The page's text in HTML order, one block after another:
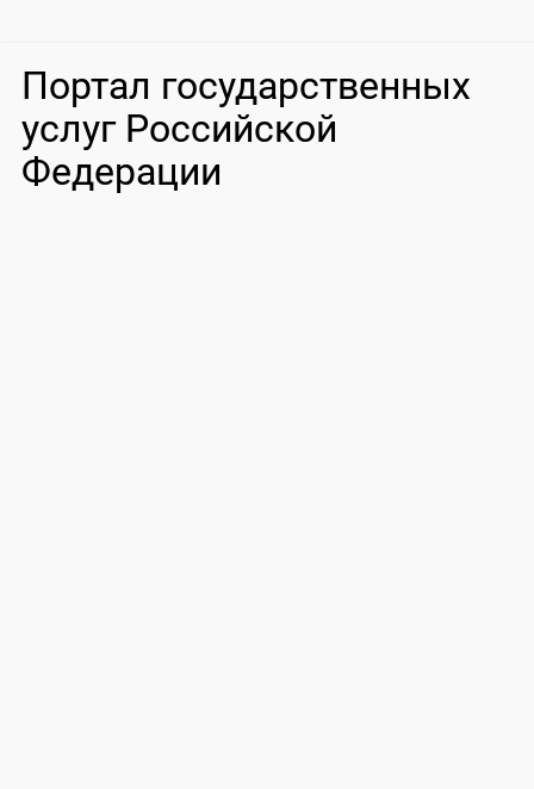
Портал государственных
услуг Российской
Федерации